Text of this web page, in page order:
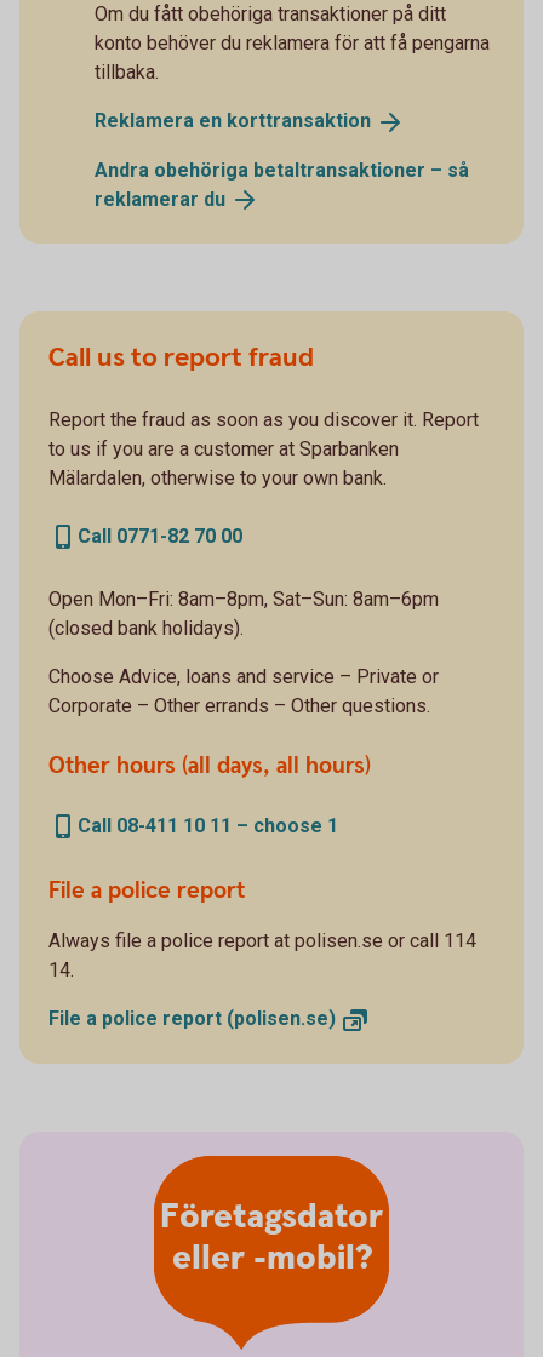
Om du fått obehöriga transaktioner på ditt
konto behöver du reklamera för att få pengarna
tillbaka.
Reklamera en korttransaktion
Andra obehöriga betaltransaktioner – så
reklamerar du
Call us to report fraud
Report the fraud as soon as you discover it. Report
to us if you are a customer at Sparbanken
Mälardalen, otherwise to your own bank.
Call 0771-82 70 00
Open Mon–Fri: 8am–8pm, Sat–Sun: 8am–6pm
(closed bank holidays).
Choose Advice, loans and service – Private or
Corporate – Other errands – Other questions.
Other hours (all days, all hours)
Call 08-411 10 11 – choose 1
File a police report
Always file a police report at polisen.se or call 114
14.
File a police report (polisen.se)
Företagsdator
eller -mobil?